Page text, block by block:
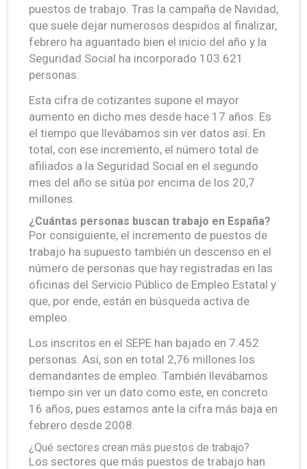
puestos de trabajo. Tras la campaña de Navidad,
que suele dejar numerosos despidos al finalizar,
febrero ha aguantado bien el inicio del año y la
Seguridad Social ha incorporado 103.621
personas.
Esta cifra de cotizantes supone el mayor
aumento en dicho mes desde hace 17 años. Es
el tiempo que llevábamos sin ver datos así. En
total, con ese incremento, el número total de
afiliados a la Seguridad Social en el segundo
mes del año se sitúa por encima de los 20,7
millones.
¿Cuántas personas buscan trabajo en España?
Por consiguiente, el incremento de puestos de
trabajo ha supuesto también un descenso en el
número de personas que hay registradas en las
oficinas del Servicio Público de Empleo Estatal y
que, por ende, están en búsqueda activa de
empleo.
Los inscritos en el SEPE han bajado en 7.452
personas. Así, son en total 2,76 millones los
demandantes de empleo. También llevábamos
tiempo sin ver un dato como este, en concreto
16 años, pues estamos ante la cifra más baja en
febrero desde 2008.
¿Qué sectores crean más puestos de trabajo?
Los sectores que más puestos de trabajo han